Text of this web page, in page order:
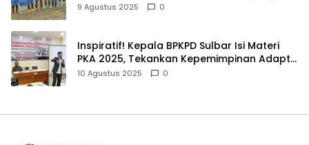
9 Agustus 2025 0
Inspiratif! Kepala BPKPD Sulbar Isi Materi
PKA 2025, Tekankan Kepemimpinan Adaptif
dan Akuntabel
10 Agustus 2025 0